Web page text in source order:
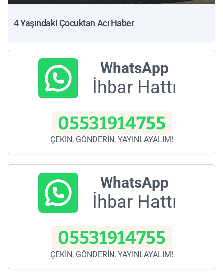
4 Yaşındaki Çocuktan Acı Haber
WhatsApp
İhbar Hattı
05531914755
ÇEKİN, GÖNDERİN, YAYINLAYALIM!
WhatsApp
İhbar Hattı
05531914755
ÇEKİN, GÖNDERİN, YAYINLAYALIM!